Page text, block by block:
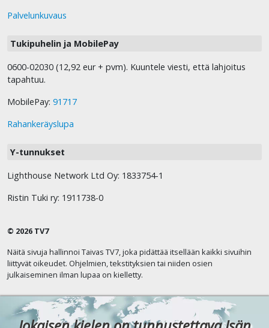
Palvelunkuvaus
Tukipuhelin ja MobilePay
0600-02030 (12,92 eur + pvm). Kuuntele viesti, että lahjoitus
tapahtuu.
MobilePay: 91717
Rahankeräyslupa
Y-tunnukset
Lighthouse Network Ltd Oy: 1833754-1
Ristin Tuki ry: 1911738-0
© 2026 TV7
Näitä sivuja hallinnoi Taivas TV7, joka pidättää itsellään kaikki sivuihin
liittyvät oikeudet. Ohjelmien, tekstityksien tai niiden osien
julkaiseminen ilman lupaa on kielletty.